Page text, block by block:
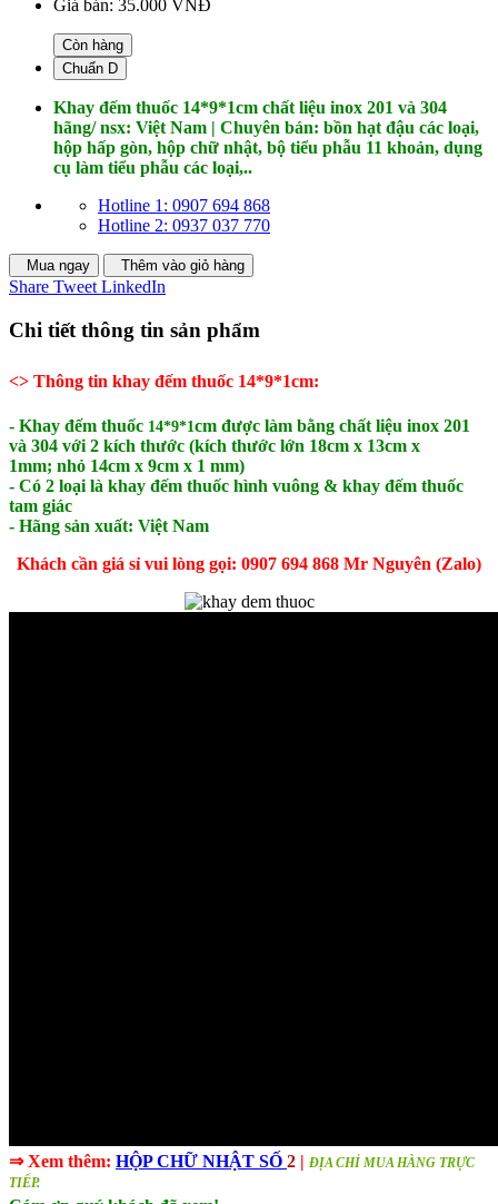
Giá bán: 35.000 VNĐ
Còn hàng
Chuẩn D
Khay đếm thuốc 14*9*1cm chất liệu inox 201 và 304
hãng/ nsx: Việt Nam | Chuyên bán: bồn hạt đậu các loại,
hộp hấp gòn, hộp chữ nhật, bộ tiểu phẫu 11 khoản, dụng
cụ làm tiểu phẫu các loại,..
Hotline 1: 0907 694 868
Hotline 2: 0937 037 770
Mua ngay Thêm vào giỏ hàng
Share Tweet LinkedIn
Chi tiết thông tin sản phẩm
<> Thông tin khay đếm thuốc 14*9*1cm:
- Khay đếm thuốc 14*9*1cm được làm bằng chất liệu inox 201
và 304 với 2 kích thước (kích thước lớn 18cm x 13cm x
1mm; nhỏ 14cm x 9cm x 1 mm)
- Có 2 loại là khay đếm thuốc hình vuông & khay đếm thuốc
tam giác
- Hãng sản xuất: Việt Nam
Khách cần giá sỉ vui lòng gọi: 0907 694 868 Mr Nguyên (Zalo)
⇒ Xem thêm: HỘP CHỮ NHẬT SỐ 2 | ĐỊA CHỈ MUA HÀNG TRỰC
TIẾP.